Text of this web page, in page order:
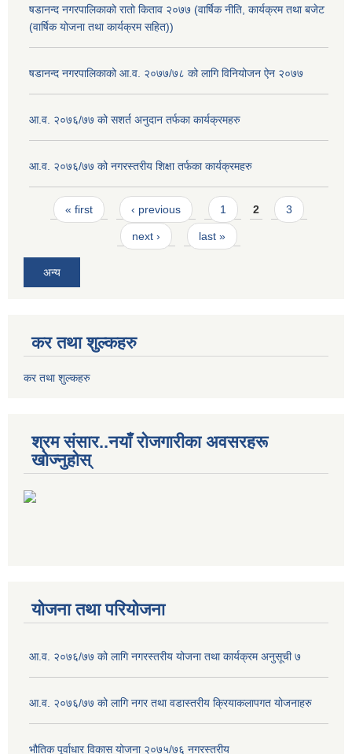
षडानन्द नगरपालिकाको रातो किताव २०७७ (वार्षिक नीति, कार्यक्रम तथा बजेट
(वार्षिक योजना तथा कार्यक्रम सहित))
षडानन्द नगरपालिकाको आ.व. २०७७/७८ को लागि विनियोजन ऐन २०७७
आ.व. २०७६/७७ को सशर्त अनुदान तर्फका कार्यक्रमहरु
आ.व. २०७६/७७ को नगरस्तरीय शिक्षा तर्फका कार्यक्रमहरु
Pages
« first ‹ previous 1 2 3
next › last »
अन्य
कर तथा शुल्कहरु
कर तथा शुल्कहरु
श्रम संसार..नयाँ रोजगारीका अवसरहरू
खोज्नुहोस्
योजना तथा परियोजना
आ.व. २०७६/७७ को लागि नगरस्तरीय योजना तथा कार्यक्रम अनुसूची ७
आ.व. २०७६/७७ को लागि नगर तथा वडास्तरीय क्रियाकलापगत योजनाहरु
भौतिक पूर्वाधार विकास योजना २०७५/७६ नगरस्तरीय